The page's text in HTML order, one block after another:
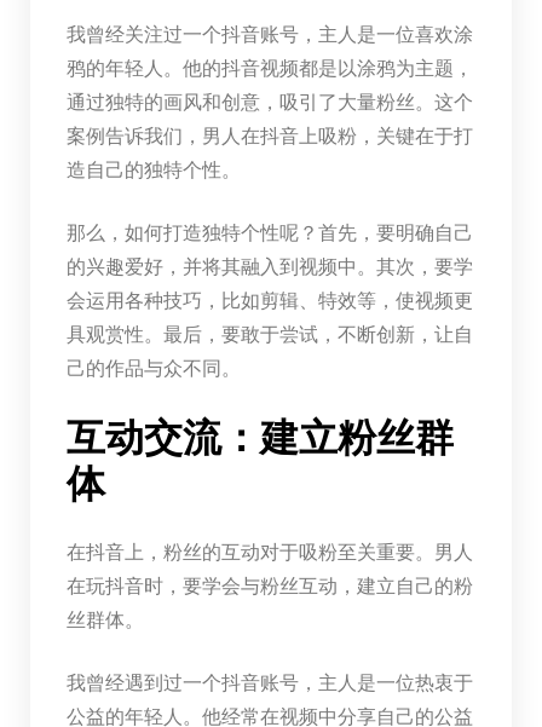
我曾经关注过一个抖音账号，主人是一位喜欢涂
鸦的年轻人。他的抖音视频都是以涂鸦为主题，
通过独特的画风和创意，吸引了大量粉丝。这个
案例告诉我们，男人在抖音上吸粉，关键在于打
造自己的独特个性。
那么，如何打造独特个性呢？首先，要明确自己
的兴趣爱好，并将其融入到视频中。其次，要学
会运用各种技巧，比如剪辑、特效等，使视频更
具观赏性。最后，要敢于尝试，不断创新，让自
己的作品与众不同。
互动交流：建立粉丝群
体
在抖音上，粉丝的互动对于吸粉至关重要。男人
在玩抖音时，要学会与粉丝互动，建立自己的粉
丝群体。
我曾经遇到过一个抖音账号，主人是一位热衷于
公益的年轻人。他经常在视频中分享自己的公益